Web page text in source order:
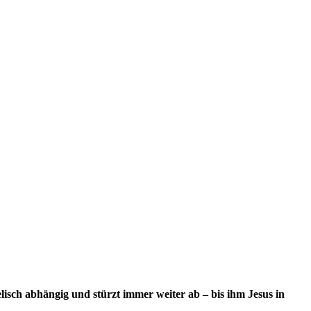
abhängig und stürzt immer weiter ab – bis ihm Jesus in